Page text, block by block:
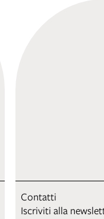
Contatti
Iscriviti alla